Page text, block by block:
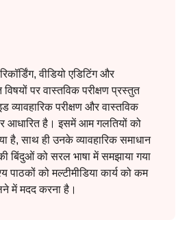
वीडियो एडिटिंग और
पर वास्तविक परीक्षण प्रस्तुत
व्यावहारिक परीक्षण और वास्तविक
आधारित है। इसमें आम गलतियों को
है, साथ ही उनके व्यावहारिक समाधान
बिंदुओं को सरल भाषा में समझाया गया
पाठकों को मल्टीमीडिया कार्य को कम
में मदद करना है।